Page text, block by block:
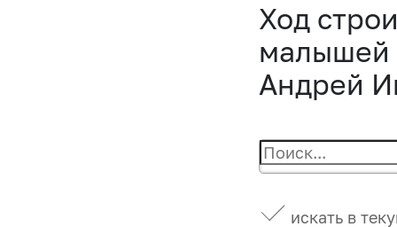
Ход
малышей
Андрей
искать в